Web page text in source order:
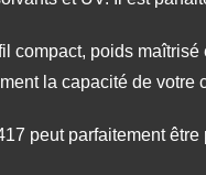
compact, poids
la capacité de votre
peut parfaitement être